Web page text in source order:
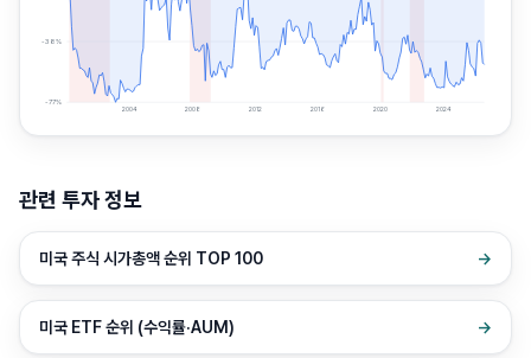
-38%
-77%
2004 2008 2012 2016 2020 2024
관련 투자 정보
미국 주식 시가총액 순위 TOP 100 →
미국 ETF 순위 (수익률·AUM) →